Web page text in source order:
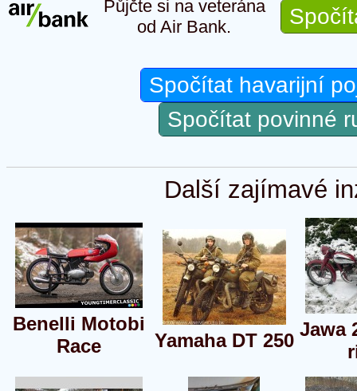
Půjčte si na veterána
od Air Bank.
Spočítat havarijní
Spočítat povinné
Další zajímavé
Benelli Motobi
Race
Yamaha DT 250
Jawa